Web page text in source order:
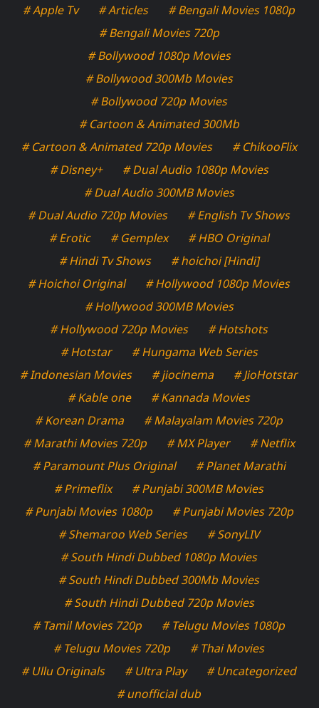
# Apple Tv
# Articles
# Bengali Movies 1080p
# Bengali Movies 720p
# Bollywood 1080p Movies
# Bollywood 300Mb Movies
# Bollywood 720p Movies
# Cartoon & Animated 300Mb
# Cartoon & Animated 720p Movies
# ChikooFlix
# Disney+
# Dual Audio 1080p Movies
# Dual Audio 300MB Movies
# Dual Audio 720p Movies
# English Tv Shows
# Erotic
# Gemplex
# HBO Original
# Hindi Tv Shows
# hoichoi [Hindi]
# Hoichoi Original
# Hollywood 1080p Movies
# Hollywood 300MB Movies
# Hollywood 720p Movies
# Hotshots
# Hotstar
# Hungama Web Series
# Indonesian Movies
# jiocinema
# JioHotstar
# Kable one
# Kannada Movies
# Korean Drama
# Malayalam Movies 720p
# Marathi Movies 720p
# MX Player
# Netflix
# Paramount Plus Original
# Planet Marathi
# Primeflix
# Punjabi 300MB Movies
# Punjabi Movies 1080p
# Punjabi Movies 720p
# Shemaroo Web Series
# SonyLIV
# South Hindi Dubbed 1080p Movies
# South Hindi Dubbed 300Mb Movies
# South Hindi Dubbed 720p Movies
# Tamil Movies 720p
# Telugu Movies 1080p
# Telugu Movies 720p
# Thai Movies
# Ullu Originals
# Ultra Play
# Uncategorized
# unofficial dub